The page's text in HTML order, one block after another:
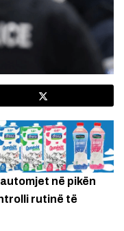
në pikën
rutinë të